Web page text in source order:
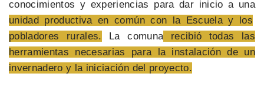
conocimientos y experiencias para dar inicio a una
unidad productiva en común con la Escuela y los
pobladores rurales. La comuna recibió todas las
herramientas necesarias para la instalación de un
invernadero y la iniciación del proyecto.